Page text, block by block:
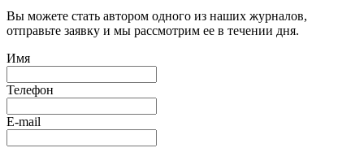
Вы можете стать автором одного из наших журналов,
отправьте заявку и мы рассмотрим ее в течении дня.
Имя
Телефон
E-mail